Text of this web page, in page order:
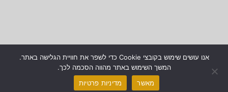
אנו עושים שימוש בקובצי Cookie כדי לשפר את חוויית הגלישה באתר.
המשך השימוש באתר מהווה הסכמה לכך.
מאשר
מדיניות פרטיות